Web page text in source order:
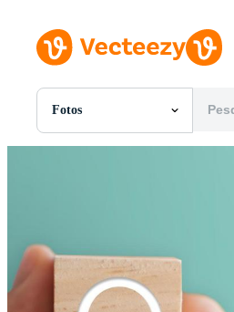
Fotos
Todas Imagens
Videos
Motion graphics
Imagens Editoriais